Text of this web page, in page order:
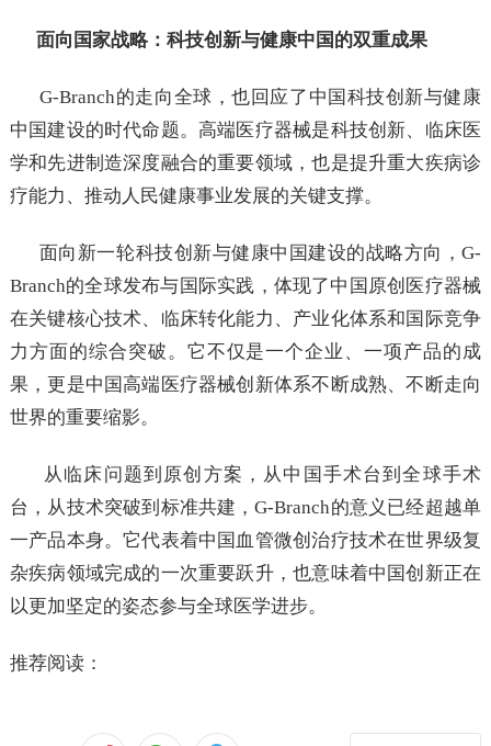
面向国家战略：科技创新与健康中国的双重成果
G-Branch的走向全球，也回应了中国科技创新与健康
中国建设的时代命题。高端医疗器械是科技创新、临床医
学和先进制造深度融合的重要领域，也是提升重大疾病诊
疗能力、推动人民健康事业发展的关键支撑。
面向新一轮科技创新与健康中国建设的战略方向，G-
Branch的全球发布与国际实践，体现了中国原创医疗器械
在关键核心技术、临床转化能力、产业化体系和国际竞争
力方面的综合突破。它不仅是一个企业、一项产品的成
果，更是中国高端医疗器械创新体系不断成熟、不断走向
世界的重要缩影。
从临床问题到原创方案，从中国手术台到全球手术
台，从技术突破到标准共建，G-Branch的意义已经超越单
一产品本身。它代表着中国血管微创治疗技术在世界级复
杂疾病领域完成的一次重要跃升，也意味着中国创新正在
以更加坚定的姿态参与全球医学进步。
推荐阅读：